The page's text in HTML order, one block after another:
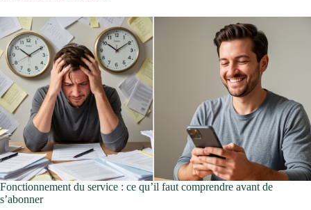
Fonctionnement du service : ce qu’il faut comprendre avant de
s’abonner